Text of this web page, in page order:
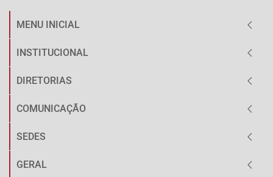
MENU INICIAL
INSTITUCIONAL
DIRETORIAS
COMUNICAÇÃO
SEDES
GERAL